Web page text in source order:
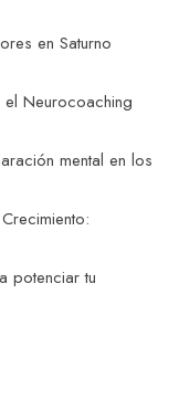
en Saturno
el Neurocoaching
mental en los
potenciar tu